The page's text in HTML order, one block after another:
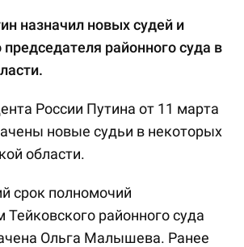
назначил новых судей и
председателя районного суда в
России Путина от 11 марта
новые судьи в некоторых
области.
срок полномочий
Тейковского районного суда
Ольга Малышева. Ранее